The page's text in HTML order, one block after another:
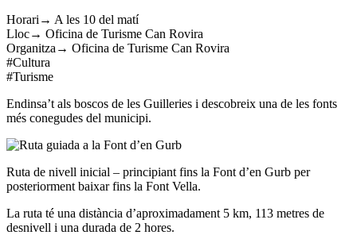
Horari→ A les 10 del matí
Lloc→ Oficina de Turisme Can Rovira
Organitza→ Oficina de Turisme Can Rovira
#Cultura
#Turisme
Endinsa’t als boscos de les Guilleries i descobreix una de les fonts
més conegudes del municipi.
Ruta de nivell inicial – principiant fins la Font d’en Gurb per
posteriorment baixar fins la Font Vella.
La ruta té una distància d’aproximadament 5 km, 113 metres de
desnivell i una durada de 2 hores.